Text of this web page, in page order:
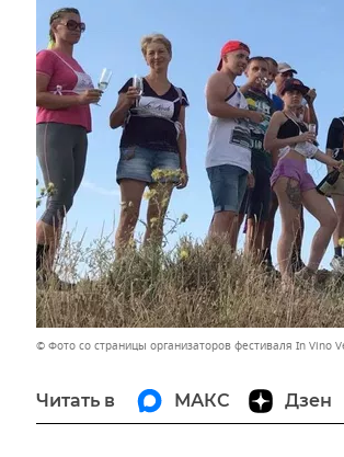
© Фото со страницы организаторов фестиваля In Vino
Читать в МАКС Дзен